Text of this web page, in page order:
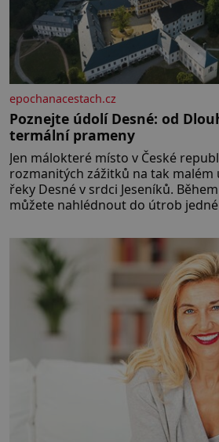
epochanacestach.cz
Poznejte údolí Desné: od
termální prameny
Jen málokteré místo v České
rozmanitých zážitků na tak malém
řeky Desné v srdci Jeseníků.
můžete nahlédnout do útrob
hřebeny, projet se na koloběžce a
poznáváním památek ve Velkých
termálním